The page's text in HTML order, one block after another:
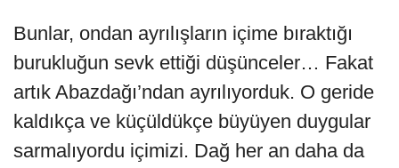
Bunlar, ondan ayrılışların içime bıraktığı
burukluğun sevk ettiği düşünceler… Fakat
artık Abazdağı’ndan ayrılıyorduk. O geride
kaldıkça ve küçüldükçe büyüyen duygular
sarmalıyordu içimizi. Dağ her an daha da